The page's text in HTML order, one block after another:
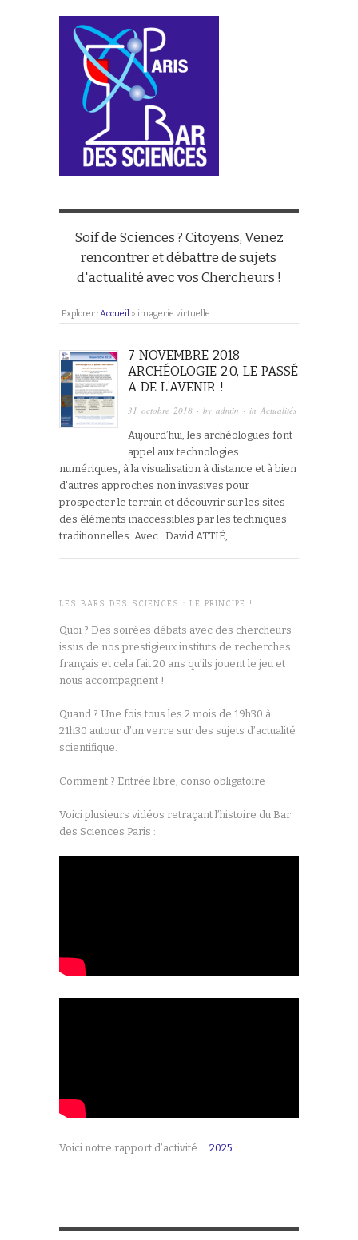
Soif de Sciences ? Citoyens, Venez
rencontrer et débattre de sujets
d'actualité avec vos Chercheurs !
Explorer :Accueil » imagerie virtuelle
7 NOVEMBRE 2018 –
ARCHÉOLOGIE 2.0, LE PASSÉ
A DE L’AVENIR !
31 octobre 2018 · byadmin · inActualités
Aujourd’hui, les archéologues font
appel aux technologies
numériques, à la visualisation à distance et à bien
d’autres approches non invasives pour
prospecter le terrain et découvrir sur les sites
des éléments inaccessibles par les techniques
traditionnelles. Avec : David ATTIÉ,…
LES BARS DES SCIENCES : LE PRINCIPE !
Quoi ? Des soirées débats avec des chercheurs
issus de nos prestigieux instituts de recherches
français et cela fait 20 ans qu’ils jouent le jeu et
nous accompagnent !
Quand ? Une fois tous les 2 mois de 19h30 à
21h30 autour d’un verre sur des sujets d’actualité
scientifique.
Comment ? Entrée libre, conso obligatoire
Voici plusieurs vidéos retraçant l’histoire du Bar
des Sciences Paris :
Voici notre rapport d’activité : 2025